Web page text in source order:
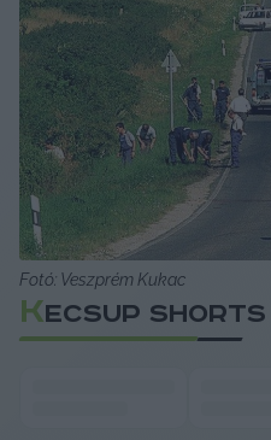
Fotó: Veszprém Kukac
KECSUP SHORTS